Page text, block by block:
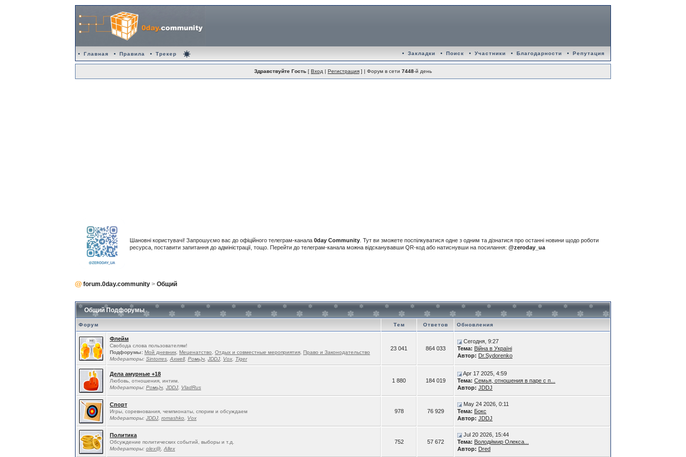
• Главная • Правила • Трекер • Закладки • Поиск • Участники • Благодарности • Репутация
Здравствуйте Гость [ Вход | Регистрация ] | Форум в сети 7448-й день
Шановні користувачі! Запрошуємо вас до офіційного телеграм-канала 0day Community . Тут ви зможете поспілкуватися одне з одним та дізнатися про останні новини щодо роботи
ресурса, поставити запитання до адміністрації, тощо. Перейти до телеграм-канала можна відсканувавши QR-код або натиснувши на посилання: @zeroday_ua
forum.0day.community > Общий
Общий Подфорумы
Форум Тем Ответов Обновления
Флейм
Свобода слова пользователям!
Подфорумы: Мой дневник, Меценатство, Отдых и совместные мероприятия, Право и Законодательство
Модераторы: Sintorres,Ахwell, Ромь)ч, JDDJ, Vox, Tiger
23 041 864 033
Сегодня, 9:27
Тема: Війна в Україні
Автор: Dr.Sydorenko
Дела амурные +18
Любовь, отношения, интим.
Модераторы: Ромь)ч, JDDJ, VladRus
1 880 184 019
Apr 17 2025, 4:59
Тема: Семья, отношения в паре с п...
Автор: JDDJ
Спорт
Игры, соревнования, чемпионаты, спорим и обсуждаем
Модераторы: JDDJ, romashko, Vox
978 76 929
May 24 2026, 0:11
Тема: Бокс
Автор: JDDJ
Политика
Обсуждение политических событий, выборы и т.д.
Модераторы: olex@,Allex
752 57 672
Jul 20 2026, 15:44
Тема: Володи́мир Олекса...
Автор: Dred